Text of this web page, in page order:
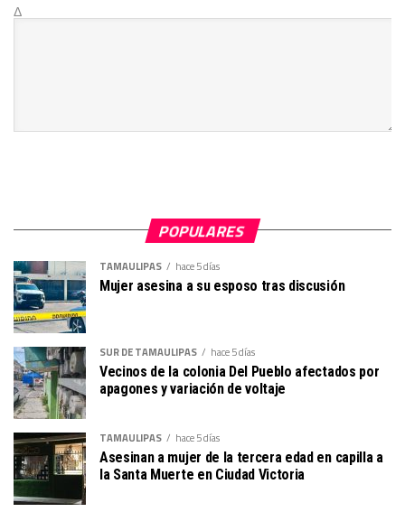
Δ
POPULARES
TAMAULIPAS hace 5 días
Mujer asesina a su esposo tras discusión
SUR DE TAMAULIPAS hace 5 días
Vecinos de la colonia Del Pueblo afectados por
apagones y variación de voltaje
TAMAULIPAS hace 5 días
Asesinan a mujer de la tercera edad en capilla a
la Santa Muerte en Ciudad Victoria